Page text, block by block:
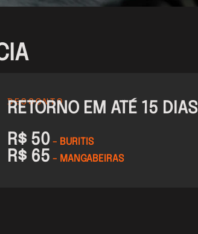
DESCONTO
RETORNO EM ATÉ 15 DIAS
R$ 50 - BURITIS
R$ 65 - MANGABEIRAS